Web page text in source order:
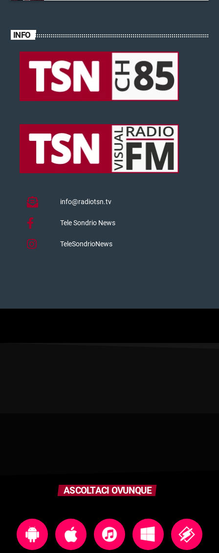
INFO
info@radiotsn.tv
Tele Sondrio News
TeleSondrioNews
ASCOLTACI OVUNQUE